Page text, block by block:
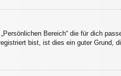
Bereich“ die für dich
bist, ist dies ein guter Grund,